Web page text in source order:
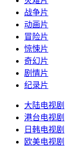
战争片
动画片
冒险片
惊悚片
奇幻片
剧情片
纪录片
大陆电视剧
港台电视剧
日韩电视剧
欧美电视剧